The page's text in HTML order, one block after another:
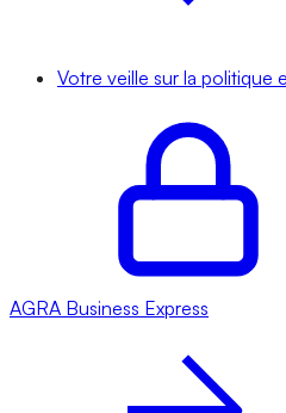
Votre veille sur la politique
AGRA Business Express